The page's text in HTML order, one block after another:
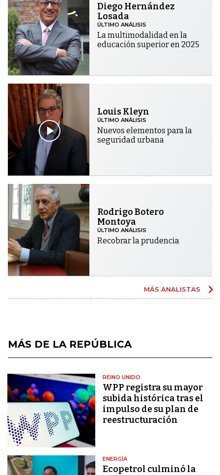
Diego Hernández
Losada
ÚLTIMO ANÁLISIS
La multimodalidad en la
educación superior en 2025
Louis Kleyn
ÚLTIMO ANÁLISIS
Nuevos elementos para la
seguridad urbana
Rodrigo Botero
Montoya
ÚLTIMO ANÁLISIS
Recobrar la prudencia
MÁS ANALISTAS
MÁS DE LA REPÚBLICA
REINO UNIDO
WPP registra su mayor
subida histórica tras el
impulso de su plan de
reestructuración
ENERGÍA
Ecopetrol culminó la